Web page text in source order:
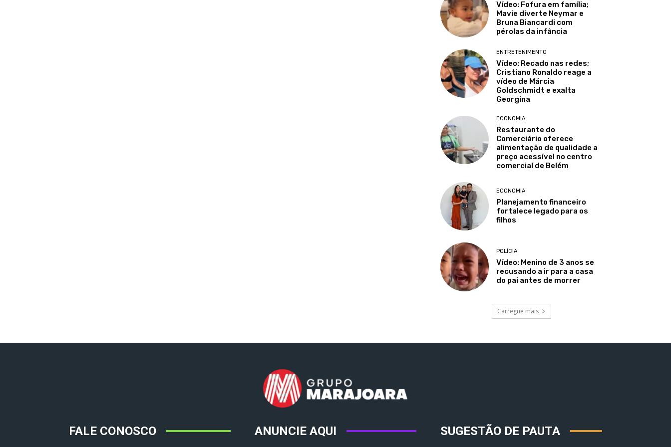
Vídeo: Fofura em família;
Mavie diverte Neymar e
Bruna Biancardi com
pérolas da infância
ENTRETENIMENTO
Vídeo: Recado nas redes;
Cristiano Ronaldo reage a
vídeo de Márcia
Goldschmidt e exalta
Georgina
ECONOMIA
Restaurante do
Comerciário oferece
alimentação de qualidade a
preço acessível no centro
comercial de Belém
ECONOMIA
Planejamento financeiro
fortalece legado para os
filhos
POLÍCIA
Vídeo: Menino de 3 anos se
recusando a ir para a casa
do pai antes de morrer
Carregue mais
FALE CONOSCO ANUNCIE AQUI SUGESTÃO DE PAUTA